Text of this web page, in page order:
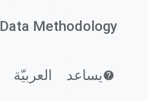
Data Methodology
يساعد